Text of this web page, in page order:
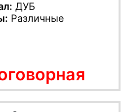
ДУБ
Различные